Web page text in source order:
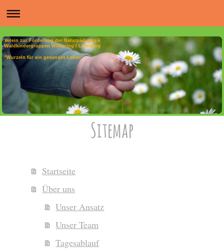
Verein zur Förderung der Naturpädagogik
Waldkindergruppen Wilhering / Leonding
"Wurzeln für ein gesundes Leben“
Sitemap
Startseite
Über uns
Unser Ansatz
Unser Team
Tagesablauf